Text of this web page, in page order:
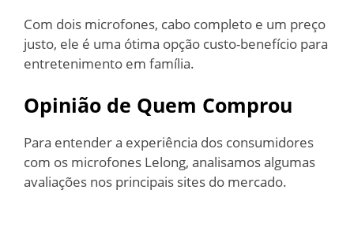
Com dois microfones, cabo completo e um preço
justo, ele é uma ótima opção custo-benefício para
entretenimento em família.
Opinião de Quem Comprou
Para entender a experiência dos consumidores
com os microfones Lelong, analisamos algumas
avaliações nos principais sites do mercado.